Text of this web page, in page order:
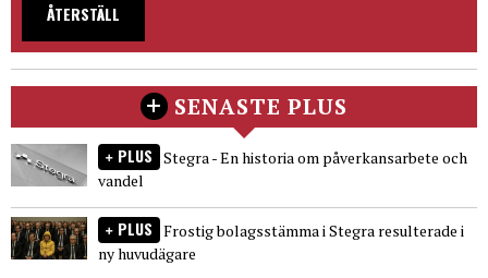
ÅTERSTÄLL
SENASTE PLUS
PLUS Stegra - En historia om påverkansarbete och
vandel
PLUS Frostig bolagsstämma i Stegra resulterade i
ny huvudägare